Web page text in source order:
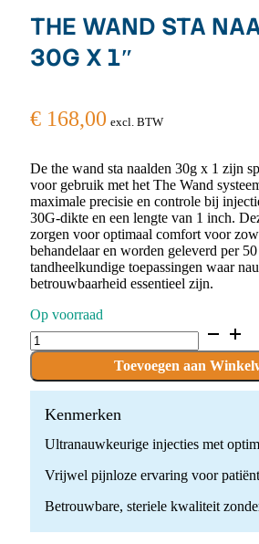
THE WAND STA
30G X 1″
€ 168,00 excl. BTW
De the wand sta naalden 30g x 1 zijn
voor gebruik met het The Wand
maximale precisie en controle bij
30G-dikte en een lengte van 1 inch.
zorgen voor optimaal comfort voor
behandelaar en worden geleverd per
tandheelkundige toepassingen waar
betrouwbaarheid essentieel zijn.
Op voorraad
THE
WAND
NAALDEN
(50)
30G
Toevoegen aan
Kenmerken
Ultranauwkeurige injecties met
Vrijwel pijnloze ervaring voor
Betrouwbare, steriele kwaliteit